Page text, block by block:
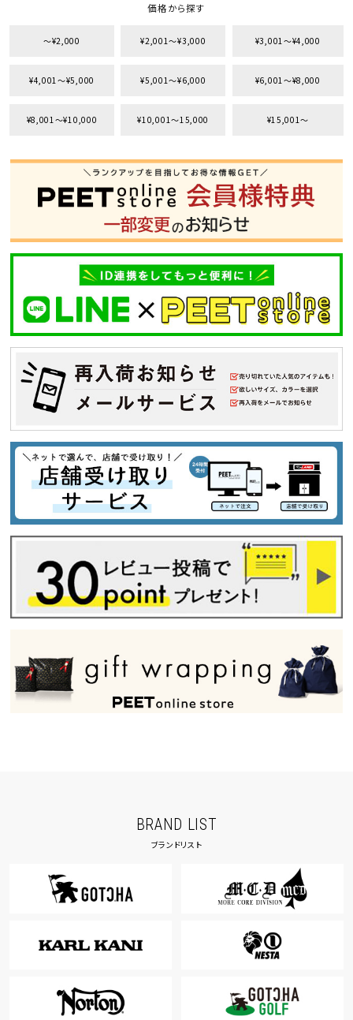
価格から探す
〜¥2,000 ¥2,001〜¥3,000 ¥3,001〜¥4,000
¥4,001〜¥5,000 ¥5,001〜¥6,000 ¥6,001〜¥8,000
¥8,001〜¥10,000 ¥10,001〜15,000 ¥15,001〜
BRAND LIST
ブランドリスト